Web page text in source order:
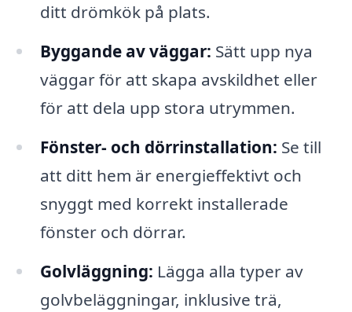
ditt drömkök på plats.
Byggande av väggar: Sätt upp nya
väggar för att skapa avskildhet eller
för att dela upp stora utrymmen.
Fönster- och dörrinstallation: Se till
att ditt hem är energieffektivt och
snyggt med korrekt installerade
fönster och dörrar.
Golvläggning: Lägga alla typer av
golvbeläggningar, inklusive trä,